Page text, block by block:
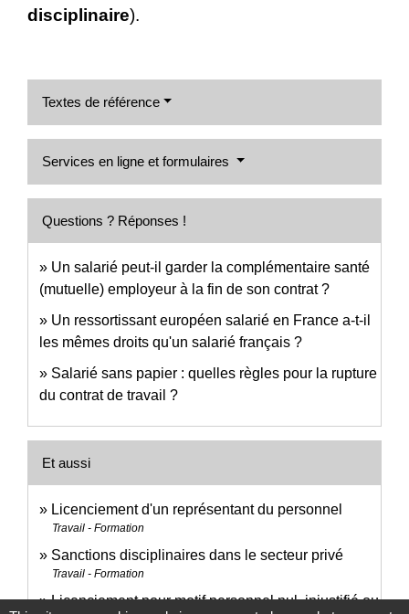
disciplinaire).
Textes de référence
Services en ligne et formulaires
Questions ? Réponses !
Un salarié peut-il garder la complémentaire santé
(mutuelle) employeur à la fin de son contrat ?
Un ressortissant européen salarié en France a-t-il
les mêmes droits qu'un salarié français ?
Salarié sans papier : quelles règles pour la rupture
du contrat de travail ?
Et aussi
Licenciement d'un représentant du personnel
Travail - Formation
Sanctions disciplinaires dans le secteur privé
Travail - Formation
Licenciement pour motif personnel nul, injustifié ou